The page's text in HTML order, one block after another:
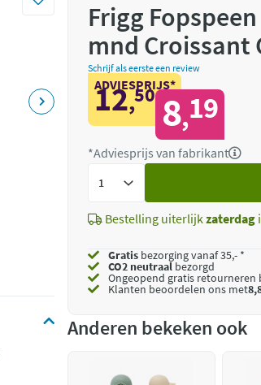
Frigg
mnd Croissant
Schrijf als eerste een review
ADVIESPRIJS*
12,50 8,19
*Adviesprijs van fabrikant
Bestelling uiterlijkzaterdag
Gratis bezorging vanaf 35,- *
CO2 neutraalbezorgd
Ongeopend gratis retourneren
Klanten beoordelen ons met
Anderen bekeken ook